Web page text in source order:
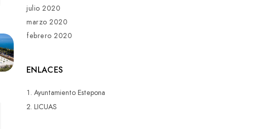
julio 2020
marzo 2020
febrero 2020
ENLACES
Ayuntamiento Estepona
LICUAS